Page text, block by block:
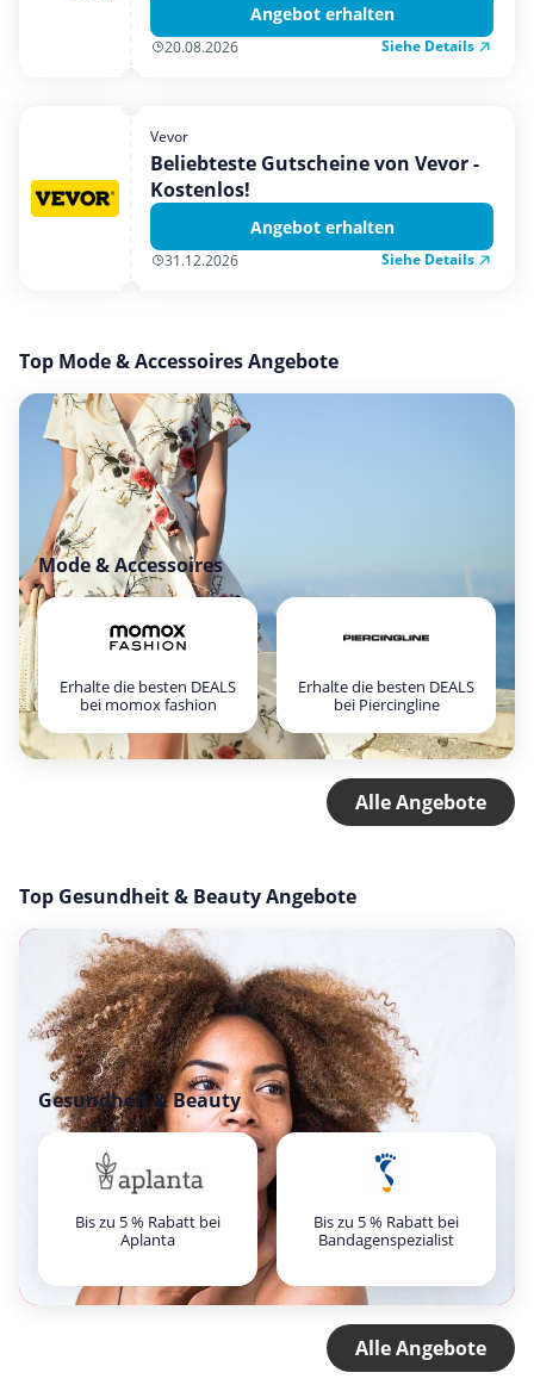
Angebot erhalten
20.08.2026 Siehe Details
Vevor
Beliebteste Gutscheine von Vevor -
Kostenlos!
Angebot erhalten
31.12.2026 Siehe Details
Top Mode & Accessoires Angebote
Mode & Accessoires
Erhalte die besten DEALS
bei momox fashion
Erhalte die besten DEALS
bei Piercingline
Alle Angebote
Top Gesundheit & Beauty Angebote
Gesundheit & Beauty
Bis zu 5 % Rabatt bei
Aplanta
Bis zu 5 % Rabatt bei
Bandagenspezialist
Alle Angebote